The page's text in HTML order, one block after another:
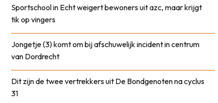
Sportschool in Echt weigert bewoners uit azc, maar krijgt
tik op vingers
Jongetje (3) komt om bij afschuwelijk incident in centrum
van Dordrecht
Dit zijn de twee vertrekkers uit De Bondgenoten na cyclus
31